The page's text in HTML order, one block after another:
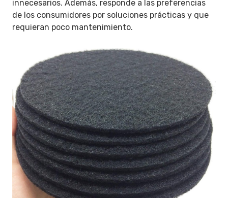
innecesarios. Además, responde a las preferencias
de los consumidores por soluciones prácticas y que
requieran poco mantenimiento.